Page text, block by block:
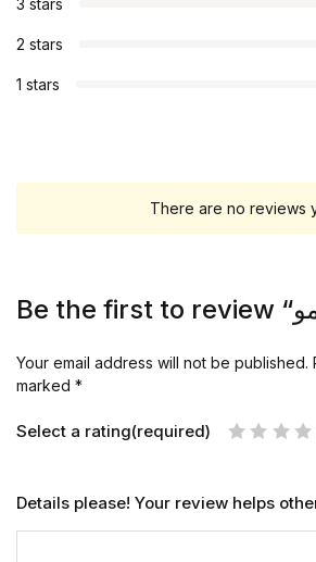
3 stars
2 stars
1 stars
There are no reviews
Your email address will not be published.
marked *
Select a rating(required)
Details please! Your review helps